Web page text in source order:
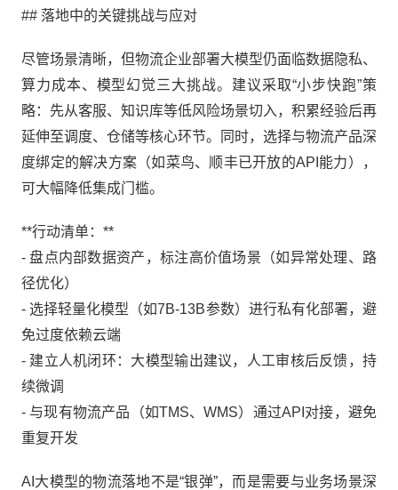
## 落地中的关键挑战与应对
尽管场景清晰，但物流企业部署大模型仍面临数据隐私、
算力成本、模型幻觉三大挑战。建议采取“小步快跑”策
略：先从客服、知识库等低风险场景切入，积累经验后再
延伸至调度、仓储等核心环节。同时，选择与物流产品深
度绑定的解决方案（如菜鸟、顺丰已开放的API能力），
可大幅降低集成门槛。
**行动清单：**
- 盘点内部数据资产，标注高价值场景（如异常处理、路
径优化）
- 选择轻量化模型（如7B-13B参数）进行私有化部署，避
免过度依赖云端
- 建立人机闭环：大模型输出建议，人工审核后反馈，持
续微调
- 与现有物流产品（如TMS、WMS）通过API对接，避免
重复开发
AI大模型的物流落地不是“银弹”，而是需要与业务场景深